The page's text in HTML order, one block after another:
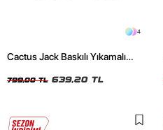
4
Cactus Jack Baskılı Yıkamalı
799,00 TL 639,20 TL